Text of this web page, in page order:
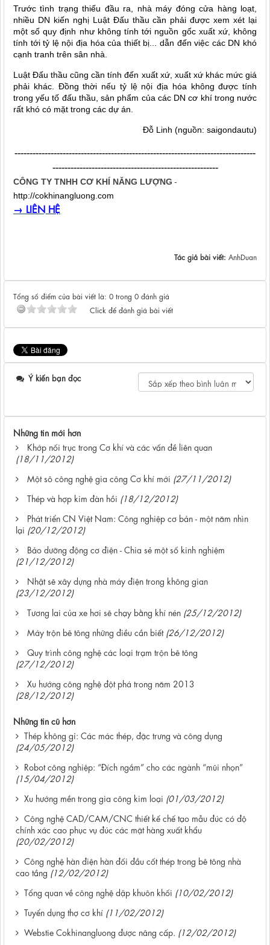
Trước tình trạng thiếu đầu ra, nhà máy đóng cửa hàng loạt,
nhiều DN kiến nghị Luật Đấu thầu cần phải được xem xét lại
một số quy định như không tính tới nguồn gốc xuất xứ, không
tính tới tỷ lệ nội địa hóa của thiết bị... dẫn đến việc các DN khó
cạnh tranh trên sân nhà.
Luật Đấu thầu cũng cần tính đến xuất xứ, xuất xứ khác mức giá
phải khác. Đồng thời nếu tỷ lệ nội địa hóa không được tính
trong yếu tố đấu thầu, sản phẩm của các DN cơ khí trong nước
rất khó có mặt trong các dự án.
Đỗ Linh (nguồn: saigondautu)
--------------------------------------------------------------------------------
-------------------------------------------------------
CÔNG TY TNHH CƠ KHÍ NĂNG LƯỢNG -
http://cokhinangluong.com
→ LIÊN HỆ
Tác giả bài viết: AnhDuan
Tổng số điểm của bài viết là: 0 trong 0 đánh giá
Click để đánh giá bài viết
Ý kiến bạn đọc
Những tin mới hơn
Khớp nối trục trong Cơ khí và các vấn đề liên quan
(18/11/2012)
Một sô công nghệ gia công Cơ khí mới (27/11/2012)
Thép và hợp kim đàn hồi (18/12/2012)
Phát triển CN Việt Nam: Công nghiệp cơ bản - một năm nhìn
lại (20/12/2012)
Bảo dưỡng động cơ điện - Chia sẻ một số kinh nghiệm
(21/12/2012)
Nhật sẽ xây dựng nhà máy điện trong không gian
(23/12/2012)
Tương lai của xe hơi sẽ chạy bằng khí nén (25/12/2012)
Máy trộn bê tông những điều cần biết (26/12/2012)
Quy trình công nghệ các loại trạm trộn bê tông
(27/12/2012)
Xu hướng công nghệ đột phá trong năm 2013
(28/12/2012)
Những tin cũ hơn
Thép không gỉ: Các mác thép, đặc trưng và công dụng
(24/05/2012)
Robot công nghiệp: “Đích ngắm” cho các ngành “mũi nhọn”
(15/04/2012)
Xu hướng mền trong gia công kim loại (01/03/2012)
Công nghệ CAD/CAM/CNC thiết kế chế tạo mẫu đúc có độ
chính xác cao phục vụ đúc các mặt hàng xuất khẩu
(20/02/2012)
Công nghệ hàn điện hàn đối đầu cốt thép trong bê tông nhà
cao tầng (12/02/2012)
Tổng quan về công nghệ dập khuôn khối (10/02/2012)
Tuyển dụng thợ cơ khí (11/02/2012)
Webstie Cokhinangluong được nâng cấp. (12/02/2012)